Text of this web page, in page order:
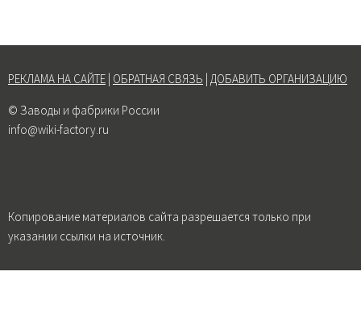
РЕКЛАМА НА САЙТЕ ОБРАТНАЯ СВЯЗЬ ДОБАВИТЬ ОРГАНИЗАЦИЮ
© Заводы и фабрики России
info@wiki-factory.ru
Копирование материалов сайта разрешается только при
указании ссылки на источник.